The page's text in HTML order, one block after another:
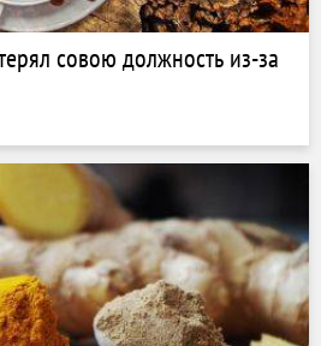
совою должность из-за